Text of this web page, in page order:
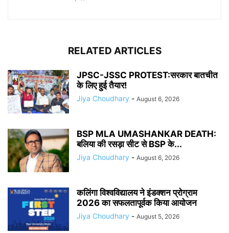
RELATED ARTICLES
JPSC-JSSC PROTEST:सरकार बातचीत
के लिए हुई तैयार!
Jiya Choudhary - August 6, 2026
BSP MLA UMASHANKAR DEATH:
बलिया की रसड़ा सीट से BSP के...
Jiya Choudhary - August 6, 2026
कलिंगा विश्वविद्यालय ने इंडक्शन प्रोग्राम
2026 का सफलतापूर्वक किया आयोजन
Jiya Choudhary - August 5, 2026